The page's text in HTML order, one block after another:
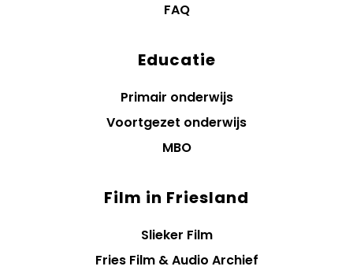
FAQ
Educatie
Primair onderwijs
Voortgezet onderwijs
MBO
Film in Friesland
Slieker Film
Fries Film & Audio Archief